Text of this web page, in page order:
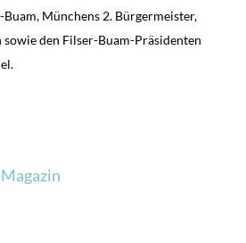
Münchens 2. Bürgermeister,
sowie den Filser-Buam-Präsidenten